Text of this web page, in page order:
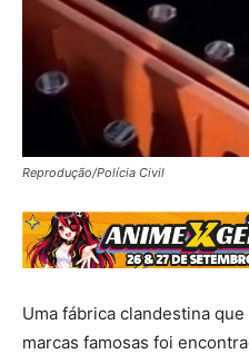
Reprodução/Polícia Civil
Uma fábrica clandestina
marcas famosas foi